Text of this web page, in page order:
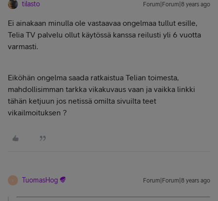
tilasto Forum|Forum|8 years ago
Ei ainakaan minulla ole vastaavaa ongelmaa tullut esille,
Telia TV palvelu ollut käytössä kanssa reilusti yli 6 vuotta
varmasti.
Eiköhän ongelma saada ratkaistua Telian toimesta,
mahdollisimman tarkka vikakuvaus vaan ja vaikka linkki
tähän ketjuun jos netissä omilta sivuilta teet
vikailmoituksen ?
T TuomasHog Forum|Forum|8 years ago